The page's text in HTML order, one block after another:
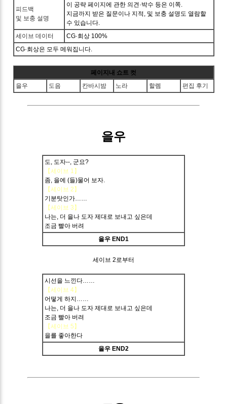
피드백
및 보충 설명
이 공략 페이지에 관한 의견·박수 등은 이쪽.
지금까지 받은 질문이나 지적, 및 보충 설명도 열람할
수 있습니다.
세이브 데이터
CG·회상 100%
CG·회상은 모두 메워집니다.
페이지내 쇼트 컷
을우
도음 칸바시밤 노라 할렘 편집 후기
을우
도, 도자--, 군요?
【세이브 1】
좀, 을에 (들)물어 보자.
【세이브 2】
기분탓인가……
【세이브 3】
나는, 더 을나 도자 제대로 보내고 싶은데
조금 빨아 버려
을우 END1
세이브 2로부터
시선을 느낀다……
【세이브 4】
어떻게 하지……
나는, 더 을나 도자 제대로 보내고 싶은데
조금 빨아 버려
【세이브 5】
을를 좋아한다
을우 END2